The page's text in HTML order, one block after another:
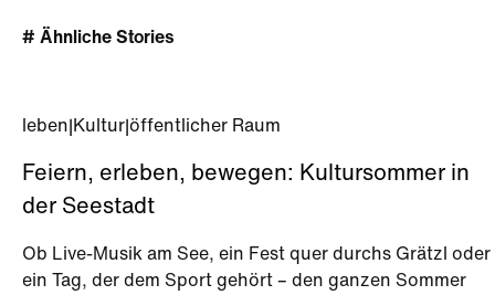
# Ähnliche Stories
leben Kultur öffentlicher Raum
Feiern, erleben, bewegen: Kultursommer in
der Seestadt
Ob Live-Musik am See, ein Fest quer durchs Grätzl oder
ein Tag, der dem Sport gehört – den ganzen Sommer